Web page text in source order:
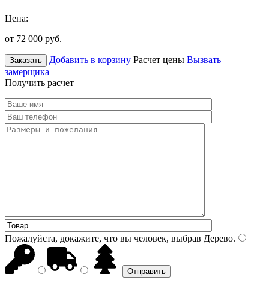
Цена:
от 72 000 руб.
Заказать Добавить в корзину Расчет цены Вызвать
замерщика
Получить расчет
Пожалуйста, докажите, что вы человек, выбрав Дерево.